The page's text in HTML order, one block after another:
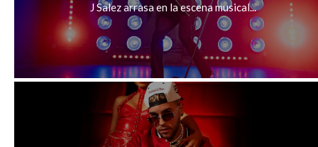
J Salez arrasa en la escena musical...